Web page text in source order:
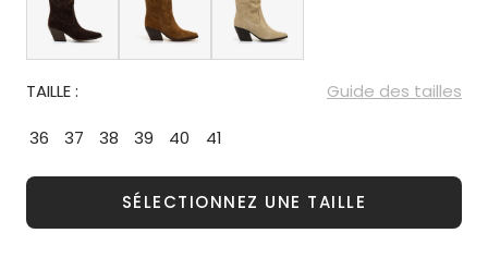
TAILLE : Guide des tailles
36 37 38 39 40 41
SÉLECTIONNEZ UNE TAILLE